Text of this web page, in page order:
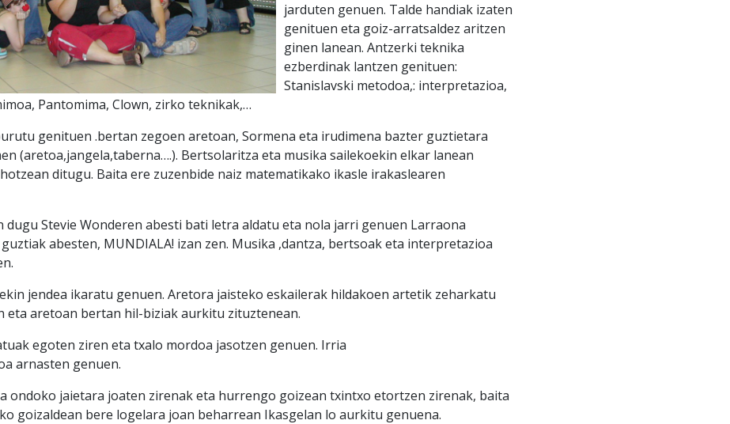
jarduten genuen. Talde handiak izaten
genituen eta goiz-arratsaldez aritzen
ginen lanean. Antzerki teknika
ezberdinak lantzen genituen:
Stanislavski metodoa,: interpretazioa,
Pantomima, Clown, zirko teknikak,…
genituen .bertan zegoen aretoan, Sormena eta irudimena bazter guztietara
(aretoa,jangela,taberna….). Bertsolaritza eta musika sailekoekin elkar lanean
ditugu. Baita ere zuzenbide naiz matematikako ikasle irakaslearen
Stevie Wonderen abesti bati letra aldatu eta nola jarri genuen Larraona
abesten, MUNDIALA! izan zen. Musika ,dantza, bertsoak eta interpretazioa
jendea ikaratu genuen. Aretora jaisteko eskailerak hildakoen artetik zeharkatu
eta aretoan bertan hil-biziak aurkitu zituztenean.
egoten ziren eta txalo mordoa jasotzen genuen. Irria
arnasten genuen.
ondoko jaietara joaten zirenak eta hurrengo goizean txintxo etortzen zirenak, baita
goizaldean bere logelara joan beharrean Ikasgelan lo aurkitu genuena.